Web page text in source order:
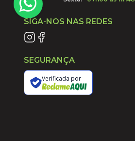
SIGA-NOS NAS REDES
SEGURANÇA
Verificada por